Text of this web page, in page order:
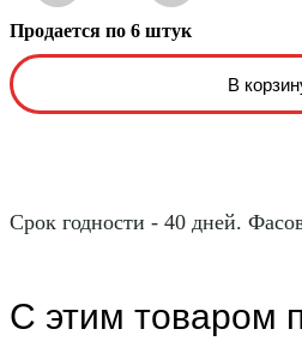
Продается по 6 штук
Срок годности - 40 дней.
С этим товаром